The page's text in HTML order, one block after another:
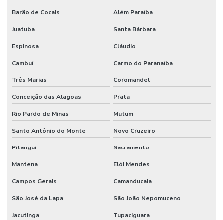
Pintura Poliuretano Em Minas Gerais
Pintura Poliuretano Para Concreto
Pintura Poliuretano Resistência A Químicos
Piso Antiderrapante Lapidado
Piso Autonivelante
Piso Autonivelante De Epóxi
Piso Autonivelante Em Cimento
Piso Autonivelante Epóxi Industrial
Piso Autonivelante Para Estacionamentos
Piso De Concreto Com Lapidação
Barão de Cocais Além Paraíba
Juatuba Santa Bárbara
Espinosa Cláudio
Cambuí Carmo do Paranaíba
Três Marias Coromandel
Conceição das Alagoas Prata
Rio Pardo de Minas Mutum
Santo Antônio do Monte Novo Cruzeiro
Pitangui Sacramento
Mantena Elói Mendes
Campos Gerais Camanducaia
São José da Lapa São João Nepomuceno
Jacutinga Tupaciguara